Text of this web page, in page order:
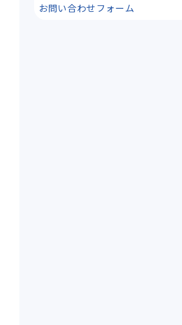
お問い合わせフォーム